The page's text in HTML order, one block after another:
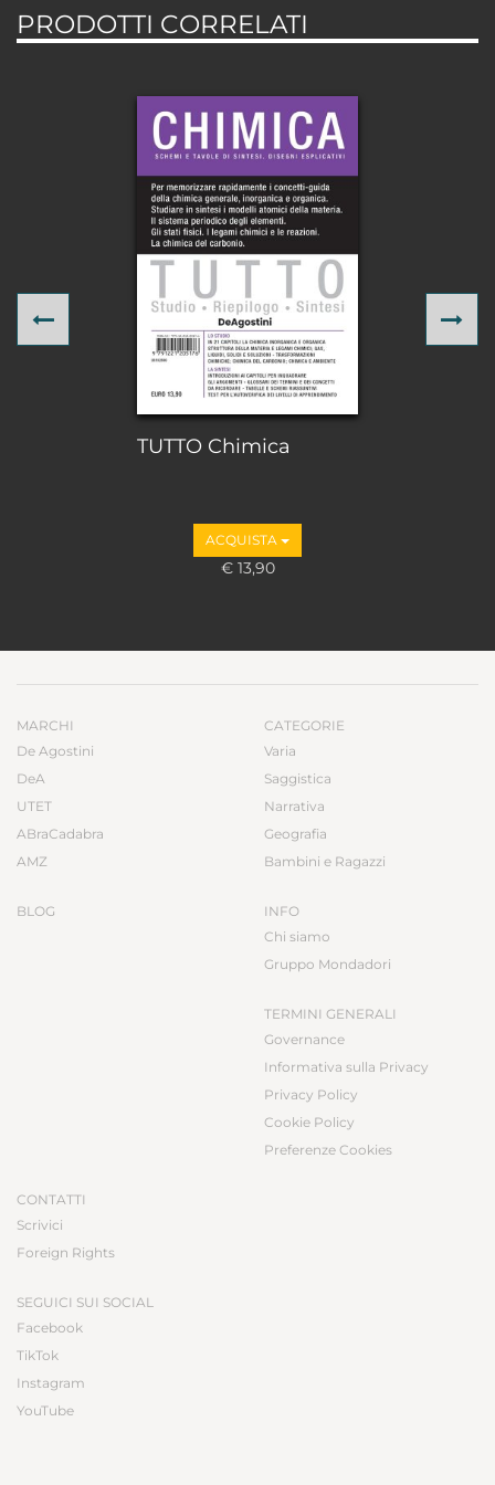
PRODOTTI CORRELATI
TUTTO Chimica
ACQUISTA
€ 13,90
Previous
MARCHI
De Agostini
DeA
UTET
ABraCadabra
AMZ
BLOG
CATEGORIE
Varia
Saggistica
Narrativa
Geografia
Bambini e Ragazzi
INFO
Chi siamo
Gruppo Mondadori
TERMINI GENERALI
Governance
Informativa sulla Privacy
Privacy Policy
Cookie Policy
Preferenze Cookies
CONTATTI
Scrivici
Foreign Rights
SEGUICI SUI SOCIAL
Facebook
TikTok
Instagram
YouTube